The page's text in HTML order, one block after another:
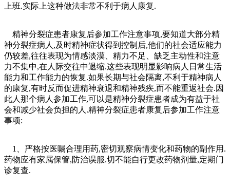
上班.实际上这种做法非常不利于病人康复.
精神分裂症患者康复后参加工作注意事项,要知道大部分精
神分裂症病人,及时精神症状得到控制后,他们的社会适应能力
仍较差,往往表现为情感淡漠、精力不足、缺乏主动性和注意
力不集中,在人际交往中退缩.这些表现明显影响病人日常生活
能力和工作能力的恢复.如果长期与社会隔离,不利于精神病人
的康复,有时反而促进精神衰退和精神残疾,而不能重返社会.因
此人那个病人参加工作,可以是精神分裂症患者成为有益于社
会和减少社会负担的人.精神分裂症患者康复后参加工作注意
事项:
1、严格按医嘱合理用药,密切观察病情变化和药物的副作用.
药物应有家属保管,防治误服.切不能自行更改药物剂量,定期门
诊复查.